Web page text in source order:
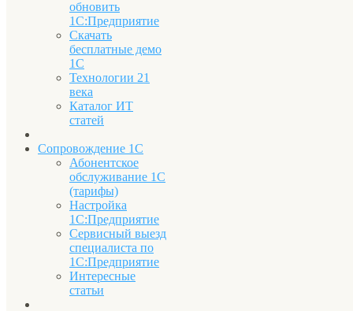
обновить
1С:Предприятие
Скачать
бесплатные демо
1С
Технологии 21
века
Каталог ИТ
статей
Сопровождение 1С
Абонентское
обслуживание 1С
(тарифы)
Настройка
1С:Предприятие
Сервисный выезд
специалиста по
1С:Предприятие
Интересные
статьи